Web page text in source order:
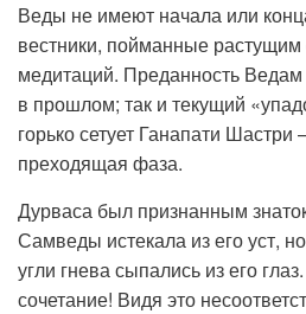
Веды не имеют начала или
вестники, пойманные
медитаций. Преданность
в прошлом; так и текущий
горько сетует Ганапати
преходящая фаза.
Дурваса был признанным
Самведы истекала из его уст,
угли гнева сыпались из его
сочетание! Видя это